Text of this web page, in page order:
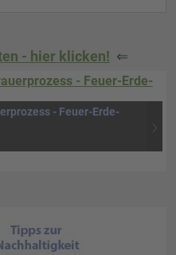
- hier klicken! ⇐
- Feuer-Erde-
›